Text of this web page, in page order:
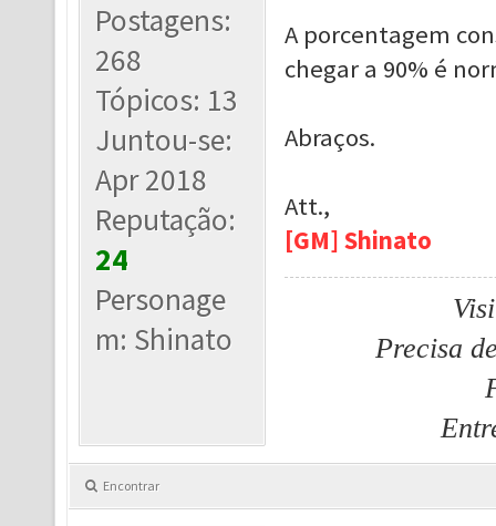
Postagens:
268
Tópicos: 13
Juntou-se:
Apr 2018
Reputação:
24
Personage
m: Shinato
A porcentagem
chegar a 90% é
Abraços.
Att.,
[GM] Shinato
Precisa
Encontrar